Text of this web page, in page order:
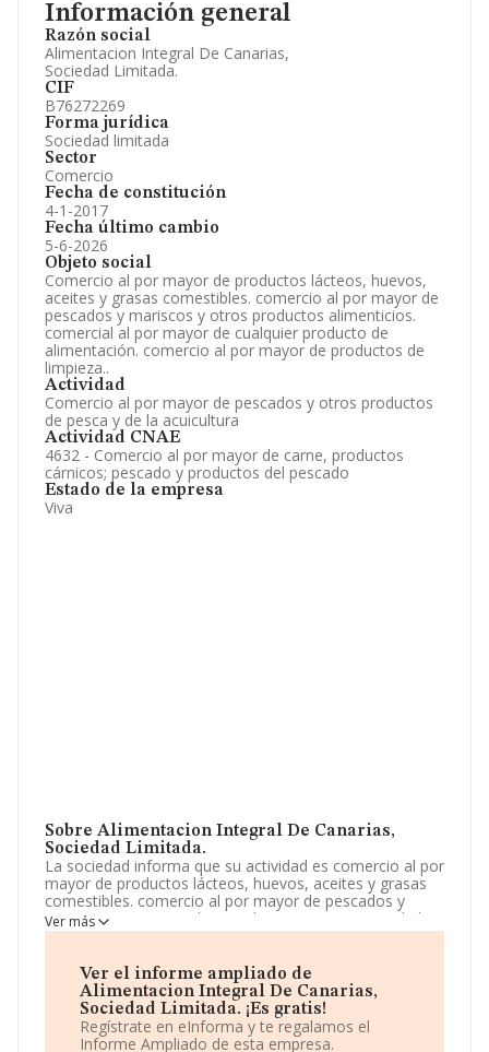
Información general
Razón social
Alimentacion Integral De Canarias,
Sociedad Limitada.
CIF
B76272269
Forma jurídica
Sociedad limitada
Sector
Comercio
Fecha de constitución
4-1-2017
Fecha último cambio
5-6-2026
Objeto social
Comercio al por mayor de productos lácteos, huevos,
aceites y grasas comestibles. comercio al por mayor de
pescados y mariscos y otros productos alimenticios.
comercial al por mayor de cualquier producto de
alimentación. comercio al por mayor de productos de
limpieza..
Actividad
Comercio al por mayor de pescados y otros productos
de pesca y de la acuicultura
Actividad CNAE
4632 - Comercio al por mayor de carne, productos
cárnicos; pescado y productos del pescado
Estado de la empresa
Viva
Sobre Alimentacion Integral De Canarias,
Sociedad Limitada.
La sociedad informa que su actividad es comercio al por
mayor de productos lácteos, huevos, aceites y grasas
comestibles. comercio al por mayor de pescados y
mariscos y otros productos alimenticios. comercial al
por mayor de cualquier producto de alimentación.
empresa aparece inscrita en el Registro Mercantil como
Sociedad Limitada. Su CNAE corresponde a 4632 con
código 'Comercio al por mayor de carne y productos
cárnicos'. La sociedad no tiene actividad en mercados
exteriores.
Ver más
Ver el informe ampliado de
Alimentacion Integral De Canarias,
Sociedad Limitada. ¡Es gratis!
Regístrate en eInforma y te regalamos el
Informe Ampliado de esta empresa.
Artículos de prensa publicados sobre la empresa.
Información oficial y registral complementaria.